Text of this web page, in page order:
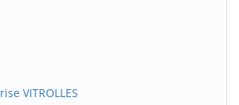
VITROLLES